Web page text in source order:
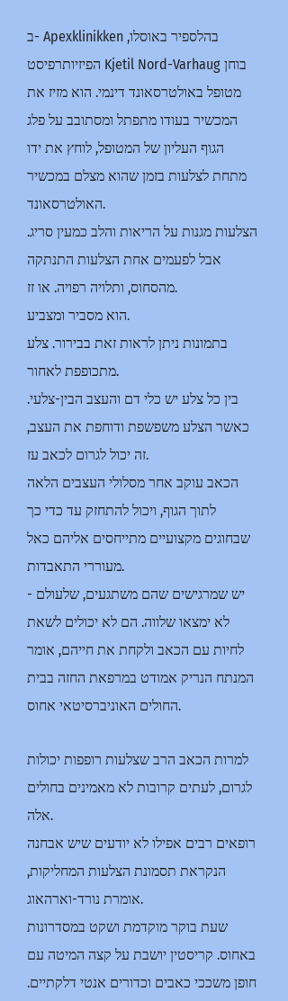
ב- Apexklinikken בהלספיר באוסלו,
הפיזיותרפיסט Kjetil Nord-Varhaug בוחן
מטופל באולטרסאונד דינמי. הוא מזיז את
המכשיר בעודו מתפתל ומסתובב על פלג
הגוף העליון של המטופל, לוחץ את ידו
מתחת לצלעות בזמן שהוא מצלם במכשיר
האולטרסאונד.
הצלעות מגנות על הריאות והלב כמעין סריג.
אבל לפעמים אחת הצלעות התנתקה
מהסחוס, ותלויה רפויה. או זז.
הוא מסביר ומצביע.
בתמונות ניתן לראות זאת בבירור. צלע
מתכופפת לאחור.
בין כל צלע יש כלי דם והעצב הבין-צלעי.
כאשר הצלע משפשפת ודוחפת את העצב,
זה יכול לגרום לכאב עז.
הכאב עוקב אחר מסלולי העצבים הלאה
לתוך הגוף, ויכול להתחזק עד כדי כך
שבחוגים מקצועיים מתייחסים אליהם כאל
מעוררי התאבדות.
- יש שמרגישים שהם משתגעים, שלעולם
לא ימצאו שלווה. הם לא יכולים לשאת
לחיות עם הכאב ולקחת את חייהם, אומר
המנתח הנריק אמודט במרפאת החזה בבית
החולים האוניברסיטאי אחוס.
למרות הכאב הרב שצלעות רופפות יכולות
לגרום, לעתים קרובות לא מאמינים בחולים
אלה.
רופאים רבים אפילו לא יודעים שיש אבחנה
הנקראת תסמונת הצלעות המחליקות,
אומרת נורד-וארהאוג.
שעת בוקר מוקדמת ושקט במסדרונות
באחוס. קריסטין יושבת על קצה המיטה עם
חופן משככי כאבים וכדורים אנטי דלקתיים.